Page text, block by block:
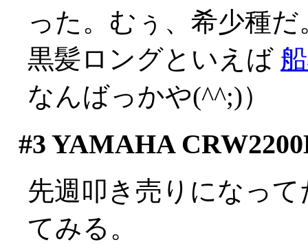
った。むぅ、希少種だ
黒髪ロングといえば
なんばっかや(^^;)）
#3 YAMAHA
先週叩き売りになっ
てみる。